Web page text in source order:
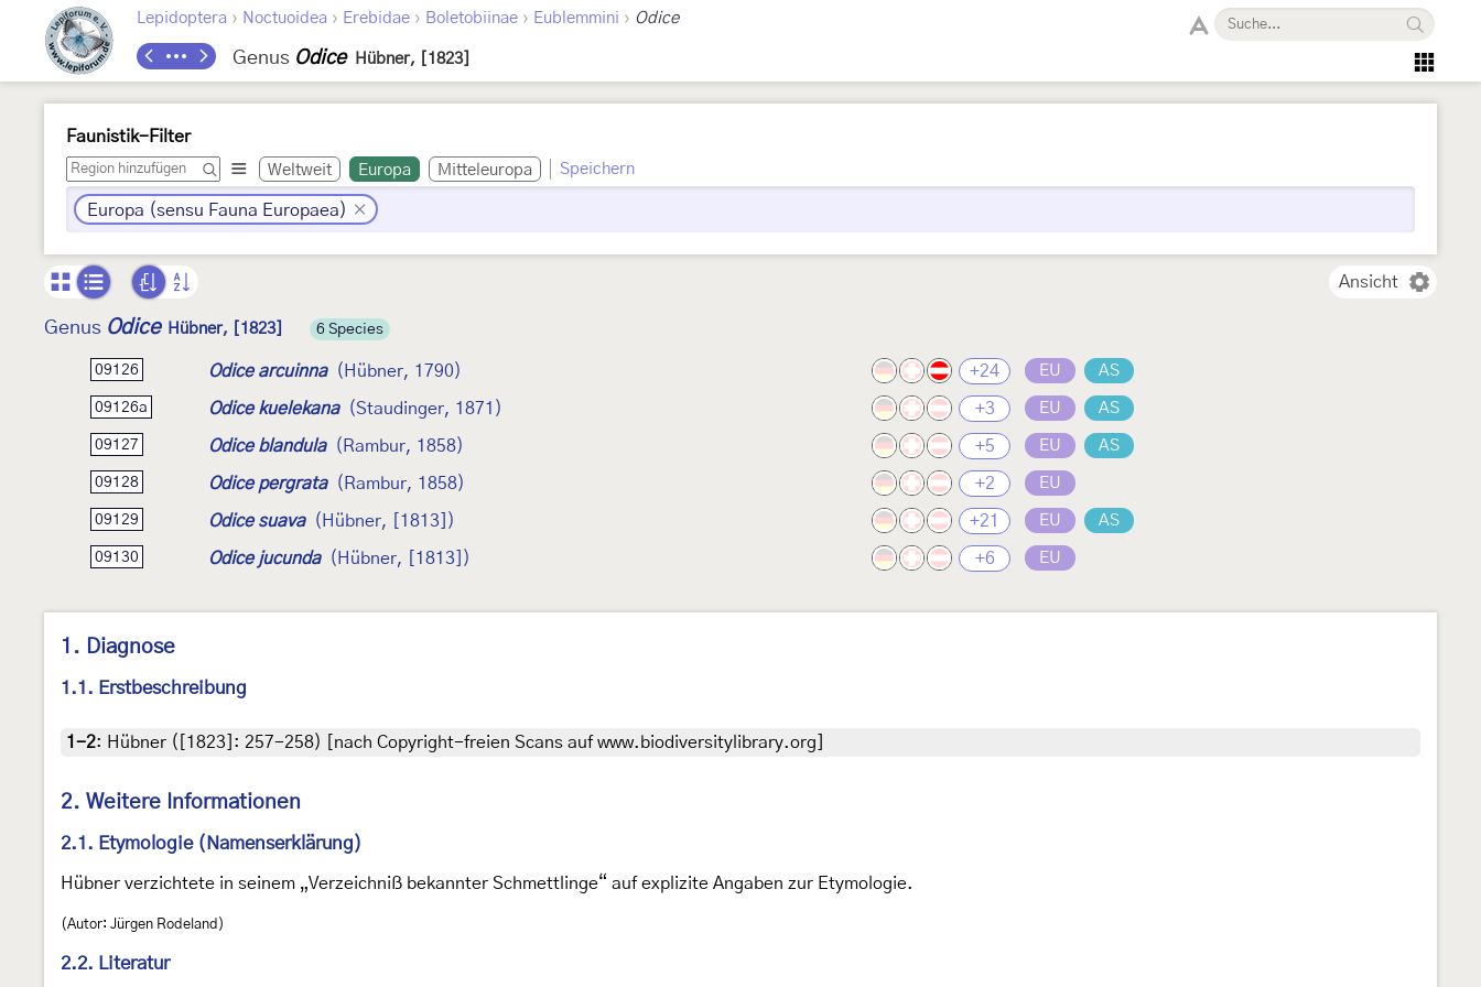
Lepidoptera › Noctuoidea › Erebidae › Boletobiinae › Eublemmini › Odice
Genus Odice Hübner, [1823]
Faunistik-Filter
Weltweit Europa Mitteleuropa Speichern
Europa (sensu Fauna Europaea)
Ansicht
Genus Odice Hübner, [1823] 6 Species
09126 Odice arcuinna (Hübner, 1790) +24 EU AS
09126a Odice kuelekana (Staudinger, 1871) +3 EU AS
09127 Odice blandula (Rambur, 1858) +5 EU AS
09128 Odice pergrata (Rambur, 1858) +2 EU
09129 Odice suava (Hübner, [1813]) +21 EU AS
09130 Odice jucunda (Hübner, [1813]) +6 EU
1. Diagnose
1.1. Erstbeschreibung
1-2: Hübner ([1823]: 257-258) [nach Copyright-freien Scans auf www.biodiversitylibrary.org]
2. Weitere Informationen
2.1. Etymologie (Namenserklärung)
Hübner verzichtete in seinem „Verzeichniß bekannter Schmettlinge“ auf explizite Angaben zur Etymologie.
(Autor: Jürgen Rodeland)
2.2. Literatur